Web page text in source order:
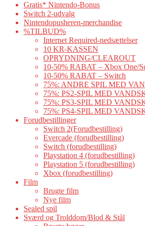
Gratis* Nintendo-Bonus
Switch 2-udvalg
Nintendopusheren-merchandise
%TILBUD%
Internet Required-nedsættelser
10 KR-KASSEN
OPRYDNING/CLEAROUT
10-50% RABAT – Xbox One/
10-50% RABAT – Switch
75%: ANDRE SPIL MED
75%: PS2-SPIL MED
75%: PS3-SPIL MED
75%: PS4-SPIL MED
Forudbestillinger
Switch 2(Forudbestilling)
Evercade (forudbestilling)
Switch (forudbestilling)
Playstation 4 (forudbestilling)
Playstation 5 (forudbestilling)
Xbox (forudbestilling)
Film
Brugte film
Nye film
Sealed spil
Sværd og Trolddom/Blod & Stål